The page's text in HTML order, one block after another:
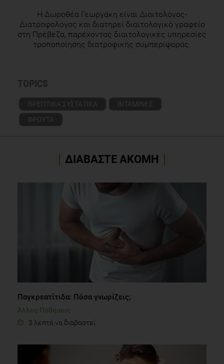
Elliot, D.L., Kuehl, K.S., Jones, K.D. and Dulacki, K., 2010.
Using an eccentric exercise-testing protocol to assess the
beneficial effects of tart cherry juice in fibromyalgia patients.
Integr. Med, 9, pp.24-29.
H Δωροθέα Γεωργάκη είναι Διαιτολόγος-
Διατροφολόγος και διατηρεί διαιτολογικό γραφείο
στη Πρέβεζα, παρέχοντας διαιτολογικές υπηρεσίες
τροποποίησης διατροφικής συμπεριφοράς.
TOPICS
ΘΡΕΠΤΙΚΑ ΣΥΣΤΑΤΙΚΑ
ΒΙΤΑΜΙΝΕΣ
ΦΡΟΥΤΑ
ΔΙΑΒΑΣΤΕ ΑΚΟΜΗ
Παγκρεατίτιδα: Πόσα γνωρίζεις;
Άλλες Παθήσεις
3 λεπτά να διαβαστεί